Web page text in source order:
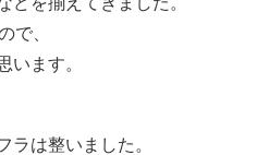
で、
います。
ラは整いました。